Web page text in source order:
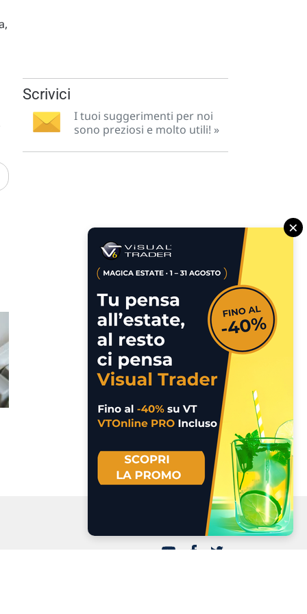
Scrivici
I tuoi suggerimenti per noi
sono preziosi e molto utili! »
×